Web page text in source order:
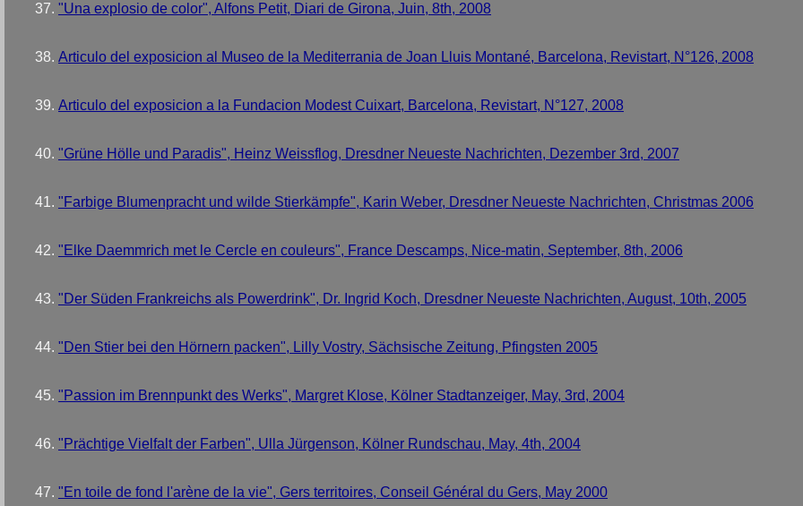
"Una explosio de color", Alfons Petit, Diari de Girona, Juin, 8th, 2008
Articulo del exposicion al Museo de la Mediterrania de Joan Lluis Montané, Barcelona, Revistart, N°126, 2008
Articulo del exposicion a la Fundacion Modest Cuixart, Barcelona, Revistart, N°127, 2008
"Grüne Hölle und Paradis", Heinz Weissflog, Dresdner Neueste Nachrichten, Dezember 3rd, 2007
"Farbige Blumenpracht und wilde Stierkämpfe", Karin Weber, Dresdner Neueste Nachrichten, Christmas 2006
"Elke Daemmrich met le Cercle en couleurs", France Descamps, Nice-matin, September, 8th, 2006
"Der Süden Frankreichs als Powerdrink", Dr. Ingrid Koch, Dresdner Neueste Nachrichten, August, 10th, 2005
"Den Stier bei den Hörnern packen", Lilly Vostry, Sächsische Zeitung, Pfingsten 2005
"Passion im Brennpunkt des Werks", Margret Klose, Kölner Stadtanzeiger, May, 3rd, 2004
"Prächtige Vielfalt der Farben", Ulla Jürgenson, Kölner Rundschau, May, 4th, 2004
"En toile de fond l'arène de la vie", Gers territoires, Conseil Général du Gers, May 2000